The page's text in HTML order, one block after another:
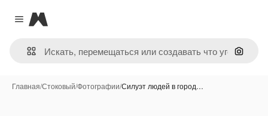
Close menu
Magnific
Поиск
Главная/Стоковый/Фотографии/Силуэт людей в город…